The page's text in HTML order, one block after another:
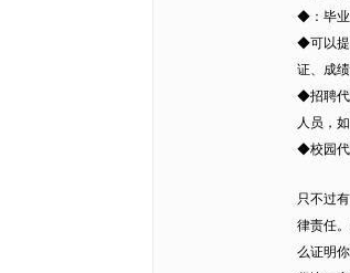
◆：毕业
◆可以提
证、成
◆招聘代
人员，
◆校园代
只不过
律责任
么证明